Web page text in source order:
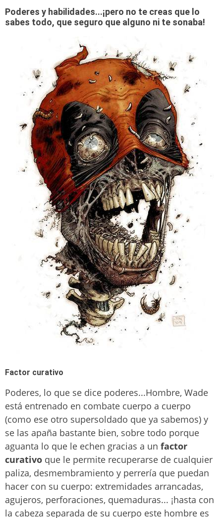
Poderes y habilidades...¡pero no te creas que lo
sabes todo, que seguro que alguno ni te sonaba!
Factor curativo
Poderes, lo que se dice poderes...Hombre, Wade
está entrenado en combate cuerpo a cuerpo
(como ese otro supersoldado que ya sabemos) y
se las apaña bastante bien, sobre todo porque
aguanta lo que le echen gracias a un factor
curativo que le permite recuperarse de cualquier
paliza, desmembramiento y perrería que puedan
hacer con su cuerpo: extremidades arrancadas,
agujeros, perforaciones, quemaduras... ¡hasta con
la cabeza separada de su cuerpo este hombre es